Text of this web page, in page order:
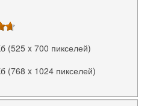
(525 x 700 пикселей)
(768 x 1024 пикселей)